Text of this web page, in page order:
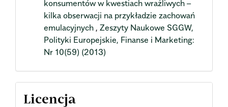
konsumentów w kwestiach wrażliwych –
kilka obserwacji na przykładzie zachowań
emulacyjnych , Zeszyty Naukowe SGGW,
Polityki Europejskie, Finanse i Marketing:
Nr 10(59) (2013)
Licencja